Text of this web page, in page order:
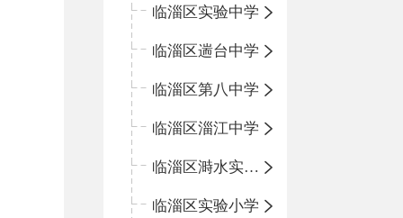
临淄区实验中学
临淄区遄台中学
临淄区第八中学
临淄区淄江中学
临淄区溡水实验学校
临淄区实验小学